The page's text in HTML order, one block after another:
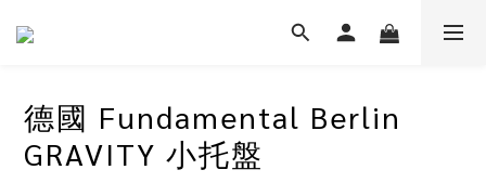
德國 Fundamental Berlin
GRAVITY 小托盤